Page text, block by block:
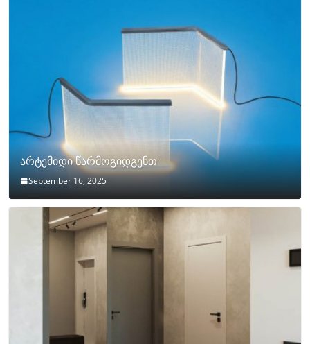
არტემიდი წარმოგიდგენთ
September 16, 2025